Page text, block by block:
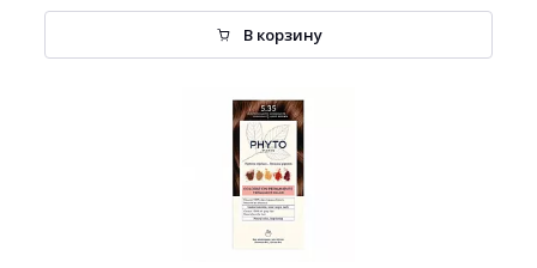
В корзину